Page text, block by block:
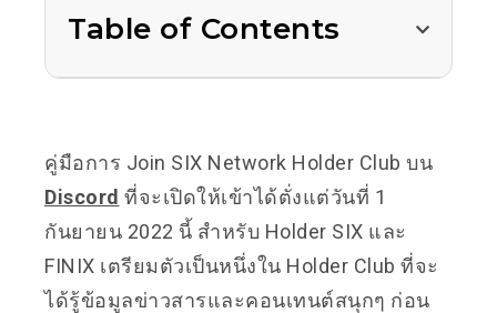
Table of Contents
คู่มือการ Join SIX Network Holder Club บน
Discord ที่จะเปิดให้เข้าได้ตั่งแต่วันที่ 1
กันยายน 2022 นี้ สำหรับ Holder SIX และ
FINIX เตรียมตัวเป็นหนึ่งใน Holder Club ที่จะ
ได้รู้ข้อมูลข่าวสารและคอนเทนต์สนุกๆ ก่อน